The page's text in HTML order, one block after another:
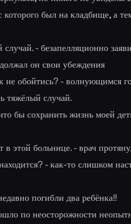
которого был на кладбище, а
- безапелляционно
он свои убеждения
не обойтись? - волнующимся
тяжёлый случай.
бы сохранить жизнь моей
в этой больнице. - врач
- как-то слишком
погибли два ребёнка!!
по неосторожности